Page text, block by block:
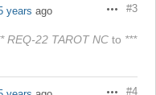
Actions
#3
years ago
REQ-22 TAROT NC to ***
Actions
#4